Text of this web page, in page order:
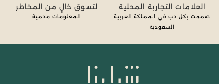
العلامات التجارية المحلية
صممت بكل حب في المملكة العربية
السعودية
لتسوق خالٍ من المخاطر
المعلومات محمية